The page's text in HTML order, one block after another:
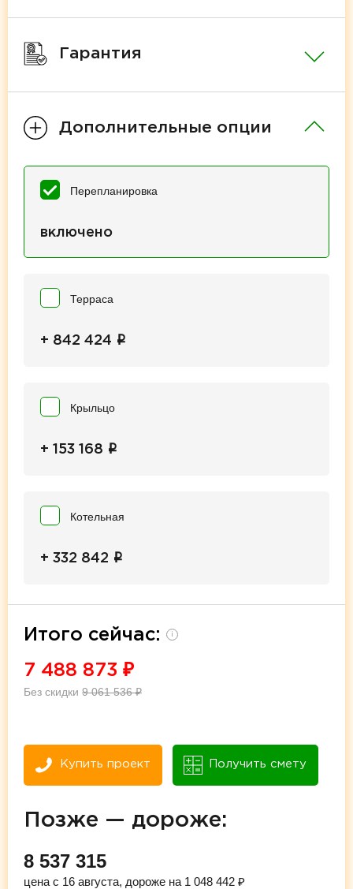
Гарантия
Дополнительные опции
Перепланировка
включено
Терраса
+ 842 424 i
Крыльцо
+ 153 168 i
Котельная
+ 332 842 i
Итого сейчас: i
7 488 873 ₽
Без скидки 9 061 536₽
Купить проект Получить смету
Позже — дороже:
8 537 315
цена с 16 августа, дороже на 1 048 442 ₽